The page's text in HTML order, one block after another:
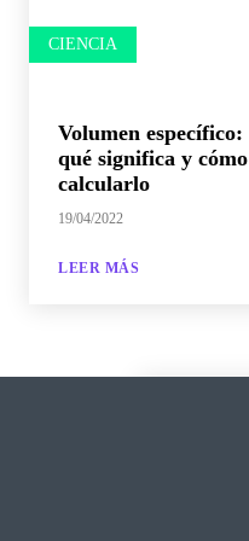
CIENCIA
Volumen específico:
qué significa y cómo
calcularlo
19/04/2022
LEER MÁS